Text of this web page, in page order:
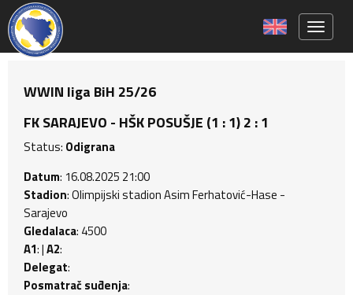
WWIN liga BiH 25/26
FK SARAJEVO - HŠK POSUŠJE (1 : 1) 2 : 1
Status: Odigrana
Datum: 16.08.2025 21:00
Stadion: Olimpijski stadion Asim Ferhatović-Hase -
Sarajevo
Gledalaca: 4500
A1: |A2:
Delegat:
Posmatrač suđenja: